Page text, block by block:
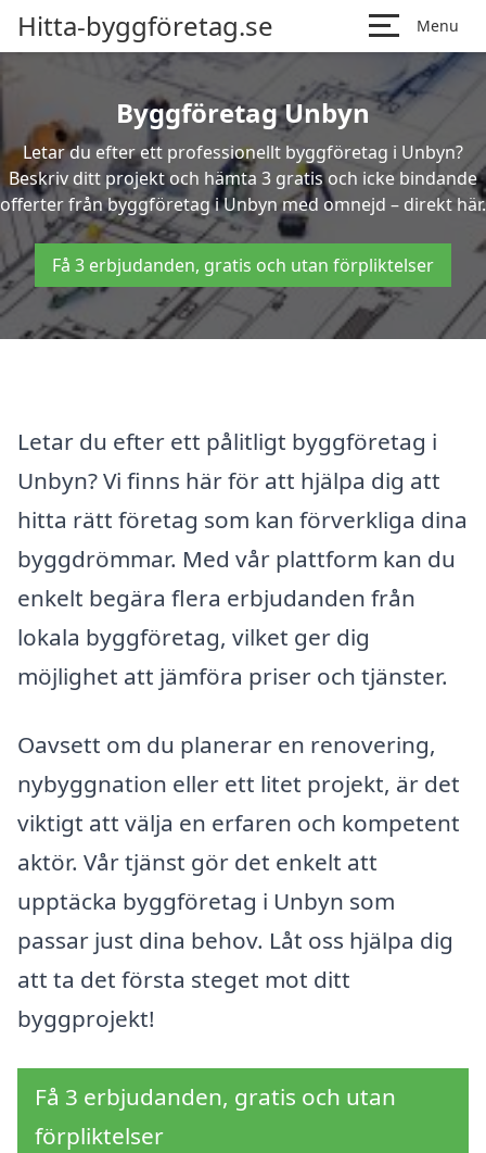
Hitta-byggföretag.se Menu
Byggföretag Unbyn
Letar du efter ett professionellt byggföretag i Unbyn?
Beskriv ditt projekt och hämta 3 gratis och icke bindande
offerter från byggföretag i Unbyn med omnejd – direkt här.
Få 3 erbjudanden, gratis och utan förpliktelser
Letar du efter ett pålitligt byggföretag i
Unbyn? Vi finns här för att hjälpa dig att
hitta rätt företag som kan förverkliga dina
byggdrömmar. Med vår plattform kan du
enkelt begära flera erbjudanden från
lokala byggföretag, vilket ger dig
möjlighet att jämföra priser och tjänster.
Oavsett om du planerar en renovering,
nybyggnation eller ett litet projekt, är det
viktigt att välja en erfaren och kompetent
aktör. Vår tjänst gör det enkelt att
upptäcka byggföretag i Unbyn som
passar just dina behov. Låt oss hjälpa dig
att ta det första steget mot ditt
byggprojekt!
Få 3 erbjudanden, gratis och utan
förpliktelser